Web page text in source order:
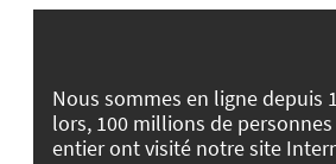
Nous sommes en ligne depuis
lors, 100 millions de
entier ont visité notre site